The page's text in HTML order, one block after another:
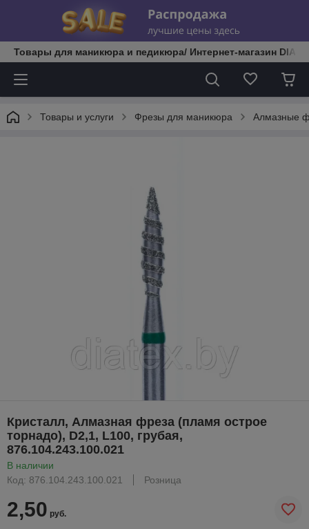
Товары для маникюра и педикюра/ Интернет-магазин
Товары и услуги Фрезы для маникюра Алмазные
Кристалл, Алмазная фреза (пламя острое
торнадо), D2,1, L100, грубая,
876.104.243.100.021
В наличии
Код: 876.104.243.100.021
Розница
2,50 руб.